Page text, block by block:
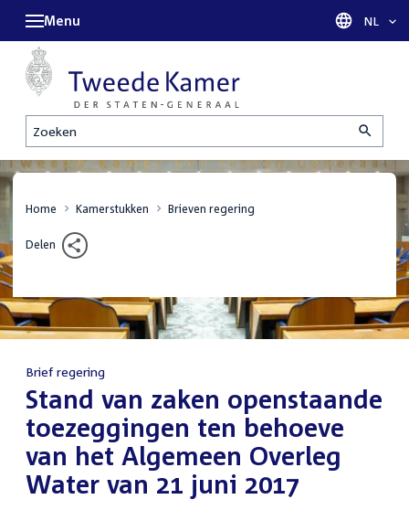
Zoeken
Menu Taal
NL
Home Kamerstukken Brieven regering
Delen
Brief regering
:Stand van zaken openstaande
toezeggingen ten behoeve
van het Algemeen Overleg
Water van 21 juni 2017